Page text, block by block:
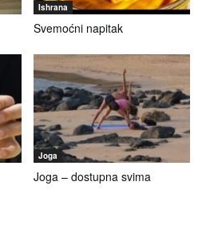
Ishrana
Svemoćni napitak
Joga
Joga – dostupna svima